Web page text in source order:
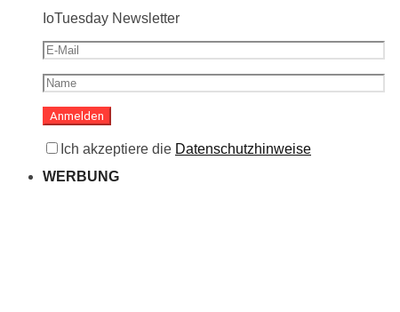
IoTuesday Newsletter
Ich akzeptiere die Datenschutzhinweise
WERBUNG